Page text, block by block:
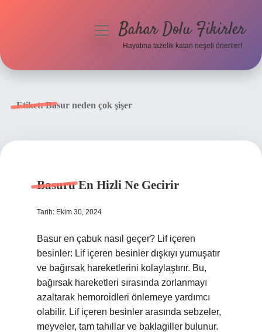
menüyüBahar Dolu Fikirler
Hayatına tazelik katan neşeli öneriler!
Etiket:Basur neden çok şişer
Basuru En Hizli Ne Gecirir
Tarih: Ekim 30, 2024
Basur en çabuk nasıl geçer? Lif içeren
besinler: Lif içeren besinler dışkıyı yumuşatır
ve bağırsak hareketlerini kolaylaştırır. Bu,
bağırsak hareketleri sırasında zorlanmayı
azaltarak hemoroidleri önlemeye yardımcı
olabilir. Lif içeren besinler arasında sebzeler,
meyveler, tam tahıllar ve baklagiller bulunur.